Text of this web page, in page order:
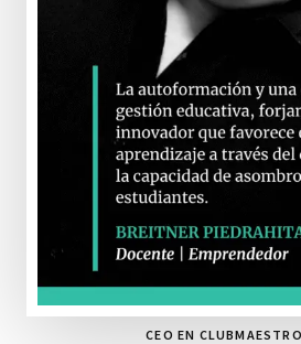
CEO EN